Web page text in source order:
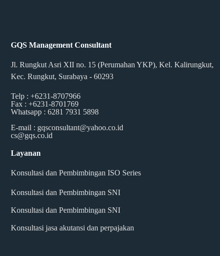
GQS Management Consultant
Jl. Rungkut Asri XII no. 15 (Perumahan YKP), Kel. Kalirungkut,
Kec. Rungkut, Surabaya - 60293
Telp : +6231-8707966
Fax : +6231-8701769
Whatsapp : 6281 7931 5898
E-mail : gqsconsultant@yahoo.co.id
cs@gqs.co.id
Layanan
Konsultasi dan Pembimbingan ISO Series
Konsultasi dan Pembimbingan SNI
Konsultasi dan Pembimbingan SNI
Konsultasi jasa akutansi dan perpajakan